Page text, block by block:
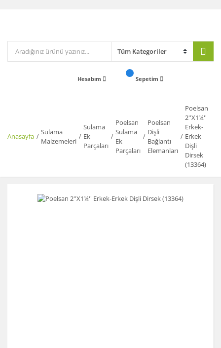
Hesabım Sepetim
Anasayfa
Sulama
Malzemeleri
Sulama
Ek
Parçaları
Poelsan
Sulama
Ek
Parçaları
Poelsan
Dişli
Bağlantı
Elemanları
Poelsan
2''X1¼''
Erkek-
Erkek
Dişli
Dirsek
(13364)